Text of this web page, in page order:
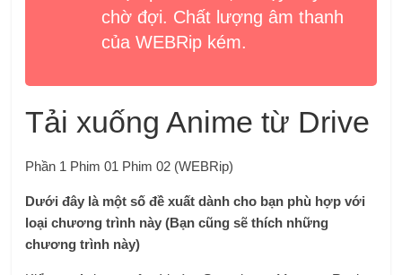
chờ đợi. Chất lượng âm thanh
của WEBRip kém.
Tải xuống Anime từ Drive
Phần 1 Phim 01 Phim 02 (WEBRip)
Dưới đây là một số đề xuất dành cho bạn phù hợp với
loại chương trình này (Bạn cũng sẽ thích những
chương trình này)